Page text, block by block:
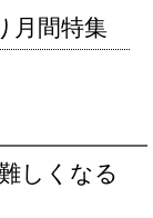
月間特集
しくなる